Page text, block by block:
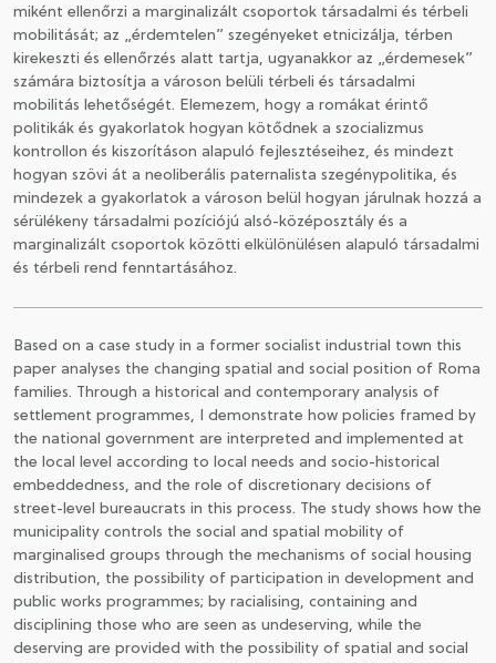
miként ellenőrzi a marginalizált csoportok társadalmi és térbeli
mobilitását; az „érdemtelen” szegényeket etnicizálja, térben
kirekeszti és ellenőrzés alatt tartja, ugyanakkor az „érdemesek”
számára biztosítja a városon belüli térbeli és társadalmi
mobilitás lehetőségét. Elemezem, hogy a romákat érintő
politikák és gyakorlatok hogyan kötődnek a szocializmus
kontrollon és kiszorításon alapuló fejlesztéseihez, és mindezt
hogyan szövi át a neoliberális paternalista szegénypolitika, és
mindezek a gyakorlatok a városon belül hogyan járulnak hozzá a
sérülékeny társadalmi pozíciójú alsó-középosztály és a
marginalizált csoportok közötti elkülönülésen alapuló társadalmi
és térbeli rend fenntartásához.
Based on a case study in a former socialist industrial town this
paper analyses the changing spatial and social position of Roma
families. Through a historical and contemporary analysis of
settlement programmes, I demonstrate how policies framed by
the national government are interpreted and implemented at
the local level according to local needs and socio-historical
embeddedness, and the role of discretionary decisions of
street-level bureaucrats in this process. The study shows how the
municipality controls the social and spatial mobility of
marginalised groups through the mechanisms of social housing
distribution, the possibility of participation in development and
public works programmes; by racialising, containing and
disciplining those who are seen as undeserving, while the
deserving are provided with the possibility of spatial and social